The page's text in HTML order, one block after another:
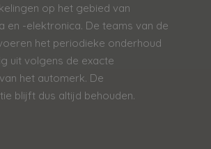
op het gebied van
en -elektronica. De teams van de
het periodieke onderhoud
uit volgens de exacte
het automerk. De
blijft dus altijd behouden.